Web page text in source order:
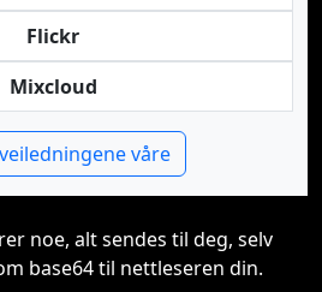
Flickr
Mixcloud
våre
noe, alt sendes til deg, selv
base64 til nettleseren din.